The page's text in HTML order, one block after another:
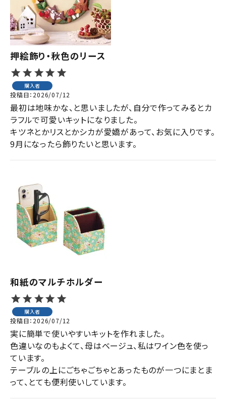
押絵飾り・秋色のリース
購入者
投稿日 2026/07/12
最初は地味かな、と思いましたが、自分で作ってみるとカ
ラフルで可愛いキットになりました。
キツネとかリスとかシカが愛嬌があって、お気に入りです。
9月になったら飾りたいと思います。
和紙のマルチホルダー
購入者
投稿日 2026/07/12
実に簡単で使いやすいキットを作れました。
色違いなのもよくて、母はベージュ、私はワイン色を使っ
ています。
テーブルの上にごちゃごちゃとあったものが一つにまとま
って、とても便利使いしています。